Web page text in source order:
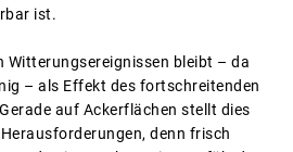
ist.
Witterungsereignissen bleibt – da
– als Effekt des fortschreitenden
auf Ackerflächen stellt dies
denn frisch